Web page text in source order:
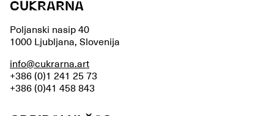
CUKRARNA
Poljanski nasip 40
1000 Ljubljana, Slovenija
info@cukrarna.art
+386 (0)1 241 25 73
+386 (0)41 458 843